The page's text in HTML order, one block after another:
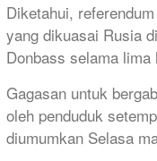
Diketahui,
yang dikuasai Rusia
Donbass selama lima
Gagasan untuk
oleh penduduk
diumumkan Selasa